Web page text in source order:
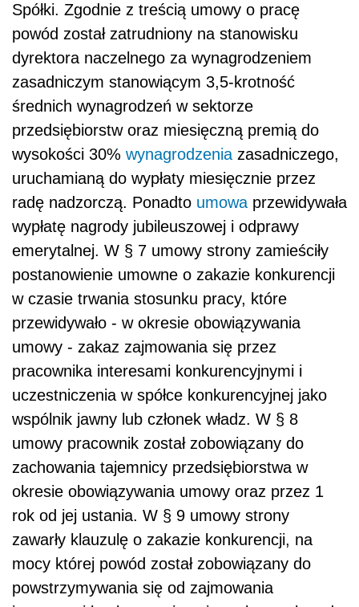
Spółki. Zgodnie z treścią umowy o pracę
powód został zatrudniony na stanowisku
dyrektora naczelnego za wynagrodzeniem
zasadniczym stanowiącym 3,5-krotność
średnich wynagrodzeń w sektorze
przedsiębiorstw oraz miesięczną premią do
wysokości 30% wynagrodzeniazasadniczego,
uruchamianą do wypłaty miesięcznie przez
radę nadzorczą. Ponadto umowaprzewidywała
wypłatę nagrody jubileuszowej i odprawy
emerytalnej. W § 7 umowy strony zamieściły
postanowienie umowne o zakazie konkurencji
w czasie trwania stosunku pracy, które
przewidywało - w okresie obowiązywania
umowy - zakaz zajmowania się przez
pracownika interesami konkurencyjnymi i
uczestniczenia w spółce konkurencyjnej jako
wspólnik jawny lub członek władz. W § 8
umowy pracownik został zobowiązany do
zachowania tajemnicy przedsiębiorstwa w
okresie obowiązywania umowy oraz przez 1
rok od jej ustania. W § 9 umowy strony
zawarły klauzulę o zakazie konkurencji, na
mocy której powód został zobowiązany do
powstrzymywania się od zajmowania